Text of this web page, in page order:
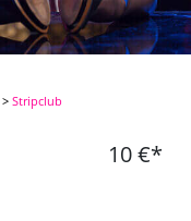
>Stripclub
10 €*